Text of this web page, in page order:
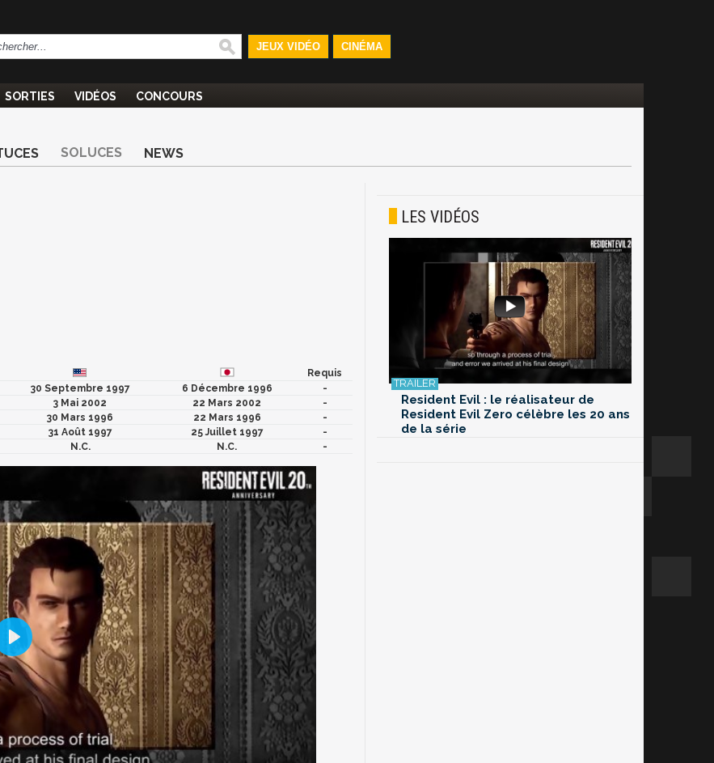
JEUX VIDÉO CINÉMA
SORTIES VIDÉOS CONCOURS
SOLUCES NEWS
Requis
30 Septembre 1997 6 Décembre 1996
-
3 Mai 2002 22 Mars 2002
-
30 Mars 1996 22 Mars 1996
-
31 Août 1997 25 Juillet 1997
-
N.C. N.C. -
LES VIDÉOS
Resident Evil : le réalisateur de
Resident Evil Zero célèbre les 20 ans
de la série